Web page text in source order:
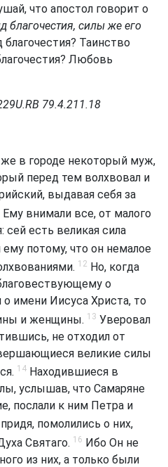
что апостол говорит о
силы же его
Таинство
Любовь
79.4.211.18
же в городе некоторый муж,
перед тем волхвовал и
выдавая себя за
Ему внимали все, от малого
сей есть великая сила
потому, что он немалое
12 Но, когда
о
имени Иисуса Христа, то
и женщины. 13 Уверовал
не отходил от
великие силы
14 Находившиеся в
услышав, что Самаряне
послали к ним Петра и
помолились о них,
Святаго. 16 Ибо Он не
из них, а только были